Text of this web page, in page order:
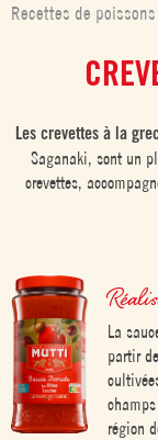
Recettes de
Les crevettes à la
Saganaki, sont un
crevettes,
La
partir
région